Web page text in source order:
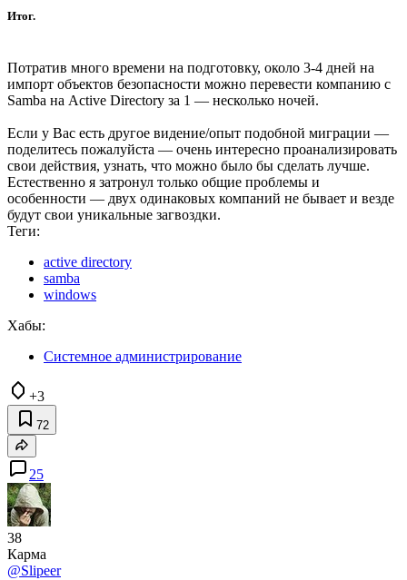
Итог.
Потратив много времени на подготовку, около 3-4 дней на
импорт объектов безопасности можно перевести компанию с
Samba на Active Directory за 1 — несколько ночей.
Если у Вас есть другое видение/опыт подобной миграции —
поделитесь пожалуйста — очень интересно проанализировать
свои действия, узнать, что можно было бы сделать лучше.
Естественно я затронул только общие проблемы и
особенности — двух одинаковых компаний не бывает и везде
будут свои уникальные загвоздки.
Теги:
active directory
samba
windows
Хабы:
Системное администрирование
+3
72
25
38
Карма
@Slipeer